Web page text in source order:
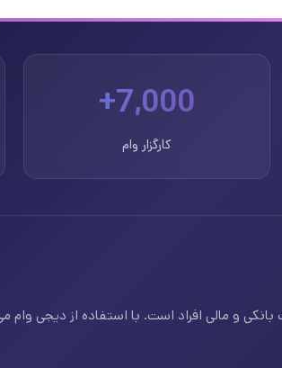
7,000+
کارگزار وام
و مالی افراد است. با استفاده از دیجی وام